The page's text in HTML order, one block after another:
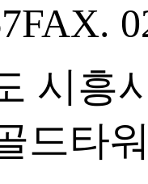
FAX.
시흥
드타